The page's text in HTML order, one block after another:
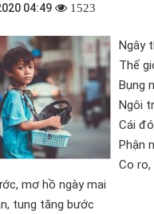
04:49 1523
Ngây
Thế
Bụng
Ngôi
Cái
Phận
Co
mơ hồ ngày mai
tung tăng bước